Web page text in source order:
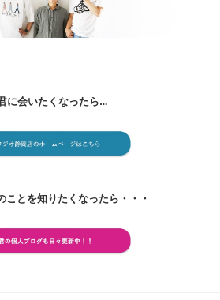
に会いたくなったら…
ことを知りたくなったら・・・